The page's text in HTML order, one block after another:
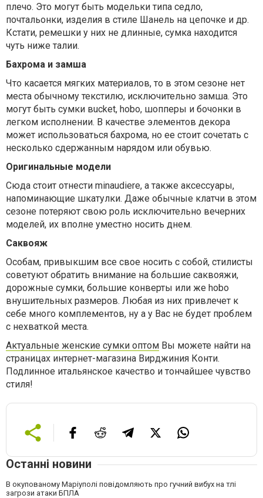
плечо. Это могут быть модельки типа седло,
почтальонки, изделия в стиле Шанель на цепочке и др.
Кстати, ремешки у них не длинные, сумка находится
чуть ниже талии.
Бахрома и замша
Что касается мягких материалов, то в этом сезоне нет
места обычному текстилю, исключительно замша. Это
могут быть сумки вucket, hobo, шопперы и бочонки в
легком исполнении. В качестве элементов декора
может использоваться бахрома, но ее стоит сочетать с
несколько сдержанным нарядом или обувью.
Оригинальные модели
Сюда стоит отнести minaudiere, а также аксессуары,
напоминающие шкатулки. Даже обычные клатчи в этом
сезоне потеряют свою роль исключительно вечерних
моделей, их вполне уместно носить днем.
Саквояж
Особам, привыкшим все свое носить с собой, стилисты
советуют обратить внимание на большие саквояжи,
дорожные сумки, большие конверты или же hobo
внушительных размеров. Любая из них привлечет к
себе много комплементов, ну а у Вас не будет проблем
с нехваткой места.
Актуальные женские сумки оптом Вы можете найти на
страницах интернет-магазина Вирджиния Конти.
Подлинное итальянское качество и тончайшее чувство
стиля!
Останні новини
В окупованому Маріуполі повідомляють про гучний вибух на тлі
загрози атаки БПЛА